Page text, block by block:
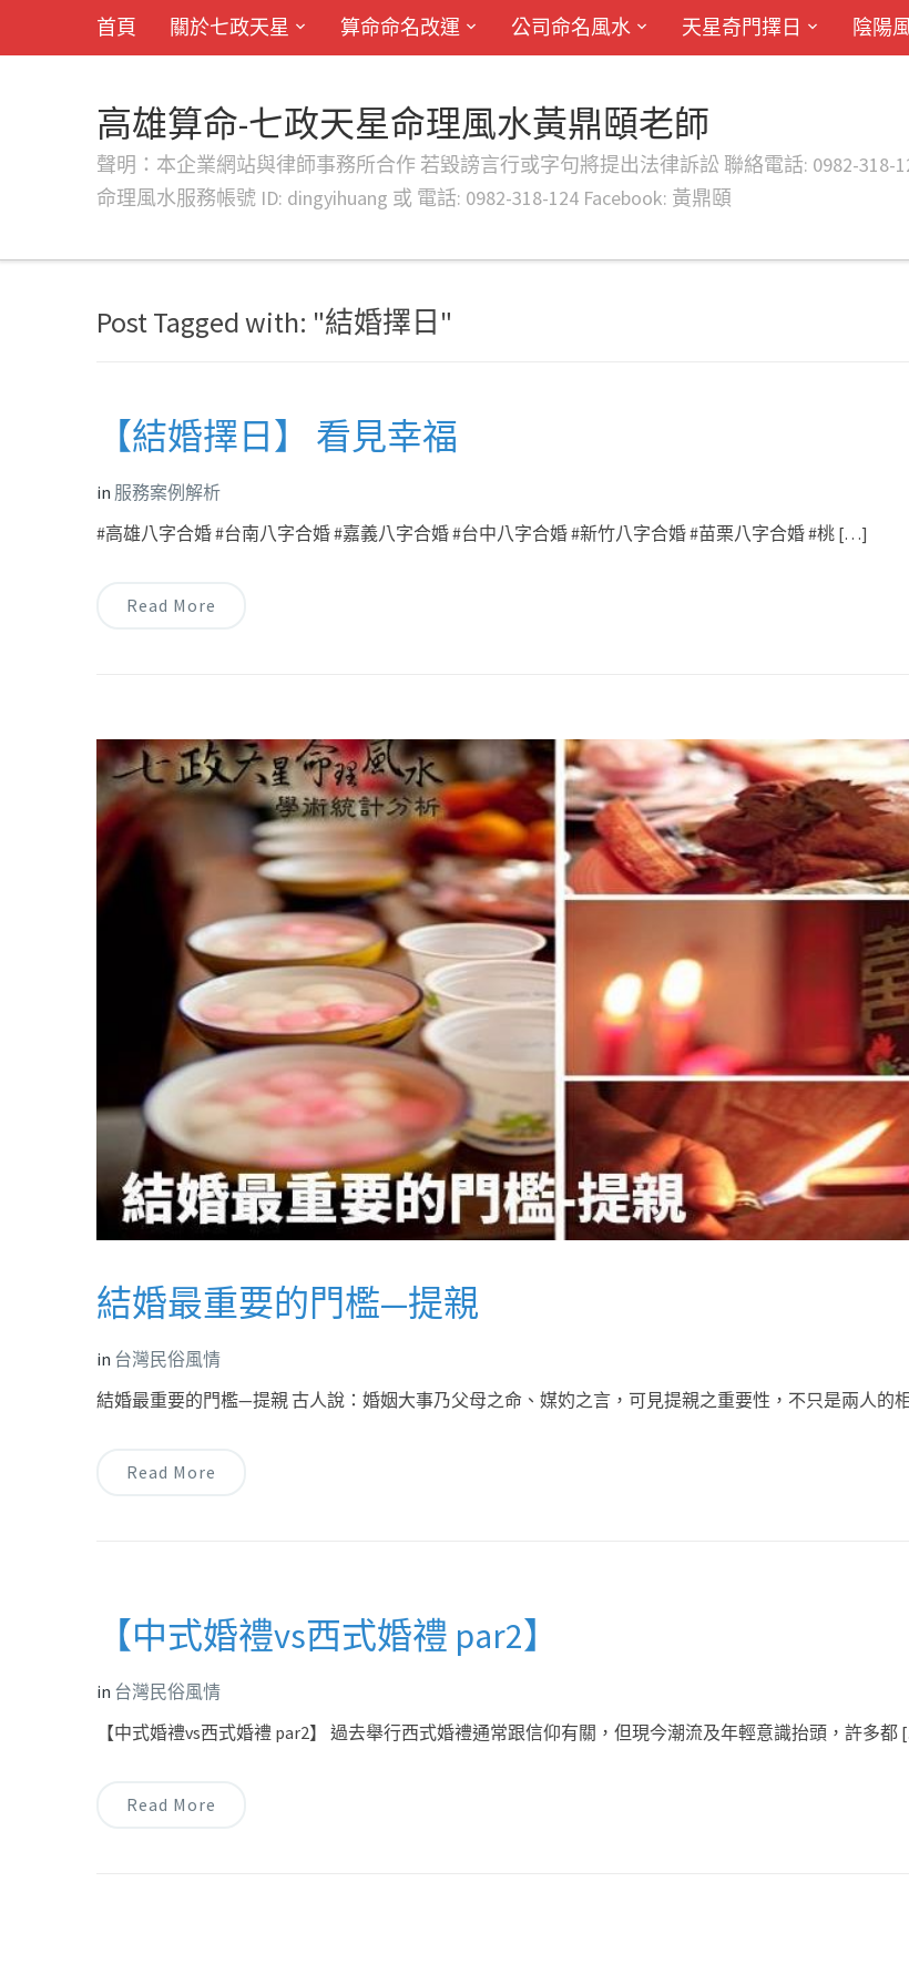
首頁 關於七政天星 算命命名改運 公司命名風水 天星奇門擇日 陰陽
高雄算命-七政天星命理風水黃鼎頤老師
聲明：本企業網站與律師事務所合作 若毀謗言行或字句將提出法律訴訟 聯絡電話: 0982-318-
命理風水服務帳號 ID: dingyihuang 或 電話: 0982-318-124 Facebook: 黃鼎頤
Post Tagged with: "結婚擇日"
【結婚擇日】 看見幸福
in 服務案例解析
#高雄八字合婚 #台南八字合婚 #嘉義八字合婚 #台中八字合婚 #新竹八字合婚 #苗栗八字合婚 #桃 […]
Read More
結婚最重要的門檻—提親
in 台灣民俗風情
結婚最重要的門檻—提親 古人說：婚姻大事乃父母之命、媒妁之言，可見提親之重要性，不只是兩人的
Read More
【中式婚禮vs西式婚禮 par2】
in 台灣民俗風情
【中式婚禮vs西式婚禮 par2】 過去舉行西式婚禮通常跟信仰有關，但現今潮流及年輕意識抬頭，許多都
Read More